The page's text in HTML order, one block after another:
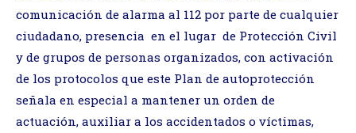
comunicación de alarma al 112 por parte de cualquier
ciudadano, presencia en el lugar de Protección Civil
y de grupos de personas organizados, con activación
de los protocolos que este Plan de autoprotección
señala en especial a mantener un orden de
actuación, auxiliar a los accidentados o víctimas,